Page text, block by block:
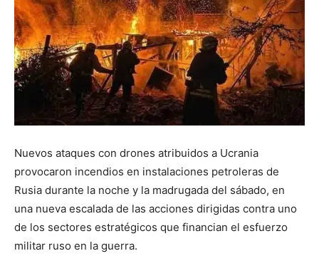
Nuevos ataques con drones atribuidos a Ucrania
provocaron incendios en instalaciones petroleras de
Rusia durante la noche y la madrugada del sábado, en
una nueva escalada de las acciones dirigidas contra uno
de los sectores estratégicos que financian el esfuerzo
militar ruso en la guerra.